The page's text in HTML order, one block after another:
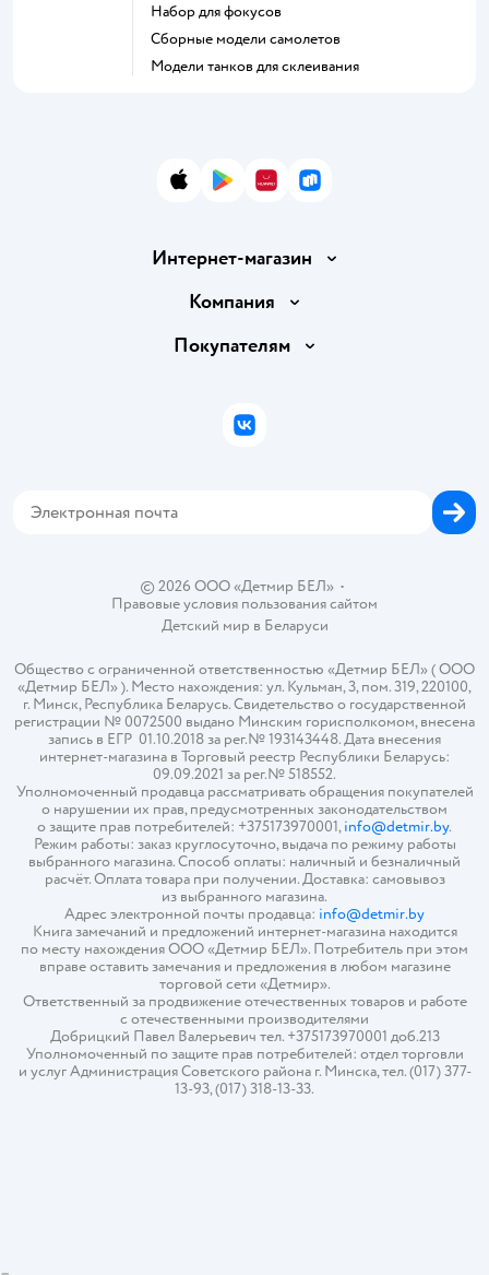
Набор для фокусов
Сборные модели самолетов
Модели танков для склеивания
App StoreGoogle Play
AppGallery
RuStore
Интернет-магазин
Доставка и оплата
Правила продажи
Политика использования файлов cookie
Компания
Вакансии
Покупателям
Бонусные карты
© 2026 ООО «Детмир БЕЛ»•
Правовые условия пользования сайтом
Детский мир в Беларуси
Общество с ограниченной ответственностью «Детмир БЕЛ» ( ООО
«Детмир БЕЛ» ). Место нахождения: ул. Кульман, 3, пом. 319, 220100,
г. Минск, Республика Беларусь. Свидетельство о государственной
регистрации № 0072500 выдано Минским горисполкомом, внесена
запись в ЕГР 01.10.2018 за рег.№ 193143448. Дата внесения
интернет-магазина в Торговый реестр Республики Беларусь:
09.09.2021 за рег.№ 518552.
Уполномоченный продавца рассматривать обращения покупателей
о нарушении их прав, предусмотренных законодательством
о защите прав потребителей: +375173970001,info@detmir.by.
Режим работы: заказ круглосуточно, выдача по режиму работы
выбранного магазина. Способ оплаты: наличный и безналичный
расчёт. Оплата товара при получении. Доставка: самовывоз
из выбранного магазина.
Адрес электронной почты продавца: info@detmir.by
Книга замечаний и предложений интернет-магазина находится
по месту нахождения ООО «Детмир БЕЛ». Потребитель при этом
вправе оставить замечания и предложения в любом магазине
торговой сети «Детмир».
Ответственный за продвижение отечественных товаров и работе
с отечественными производителями
Добрицкий Павел Валерьевич тел. +375173970001 доб.213
Уполномоченный по защите прав потребителей: отдел торговли
и услуг Администрация Советского района г. Минска, тел. (017) 377-
13-93, (017) 318-13-33.
ВКонтакте